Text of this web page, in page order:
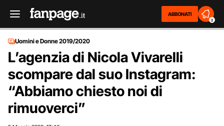
ABBONATI
2
Uomini e Donne 2019/2020
L’agenzia di Nicola Vivarelli
scompare dal suo Instagram:
“Abbiamo chiesto noi di
rimuoverci”